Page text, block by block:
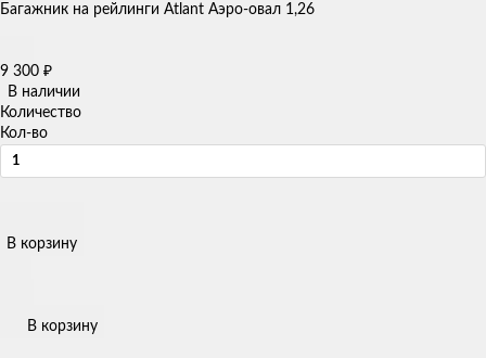
Багажник на рейлинги Atlant Аэро-овал 1,26
9 300 ₽
В наличии
Количество
Кол-во
В корзину
В корзину